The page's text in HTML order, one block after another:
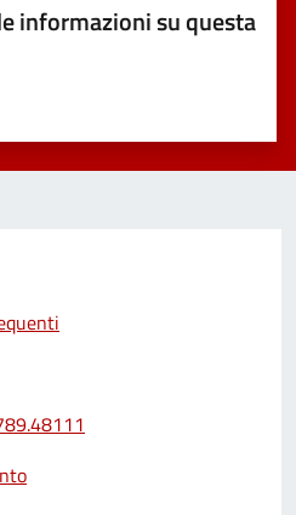
informazioni su questa
su 5
su 5